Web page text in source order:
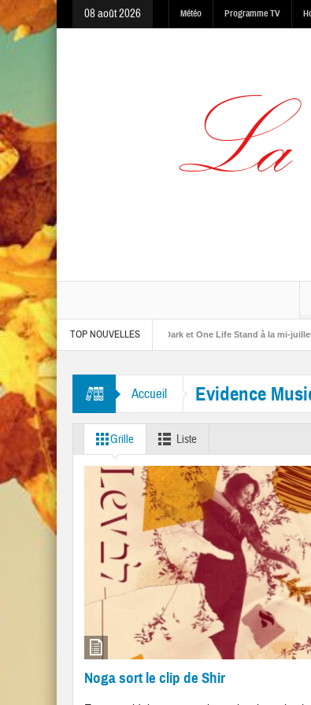
08 août 2026 Météo Programme TV
TOP NOUVELLES
The Warning, Made In The Dark et One Life Stand à la mi-juillet
“Mr. Tambourine Man” et “Like A Rolling Stone”
Accueil Evidence
Grille Liste
Noga sort le clip de Shir